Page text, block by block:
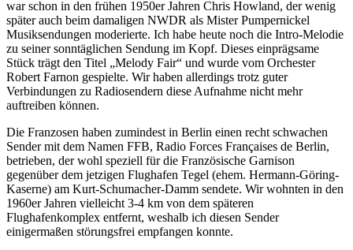
war schon in den frühen 1950er Jahren Chris Howland, der wenig
später auch beim damaligen NWDR als Mister Pumpernickel
Musiksendungen moderierte. Ich habe heute noch die Intro-Melodie
zu seiner sonntäglichen Sendung im Kopf. Dieses einprägsame
Stück trägt den Titel
Melody Fair
und wurde vom Orchester
Robert Farnon gespielte. Wir haben allerdings trotz guter
Verbindungen zu Radiosendern diese Aufnahme nicht mehr
auftreiben können.
Die Franzosen haben zumindest in Berlin einen recht schwachen
Sender mit dem Namen FFB, Radio Forces Françaises de Berlin,
betrieben, der wohl speziell für die Französische Garnison
gegenüber dem jetzigen Flughafen Tegel (ehem. Hermann-Göring-
Kaserne) am Kurt-Schumacher-Damm sendete. Wir wohnten in den
1960er Jahren vielleicht 3-4 km von dem späteren
Flughafenkomplex entfernt, weshalb ich diesen Sender
einigermaßen störungsfrei empfangen konnte.